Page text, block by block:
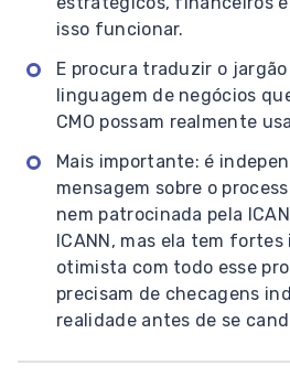
isso funcionar.
E procura traduzir o jargão
linguagem de negócios
CMO possam realmente
Mais importante: é
mensagem sobre o
nem patrocinada pela
ICANN, mas ela tem
otimista com todo esse
precisam de checagens
realidade antes de se